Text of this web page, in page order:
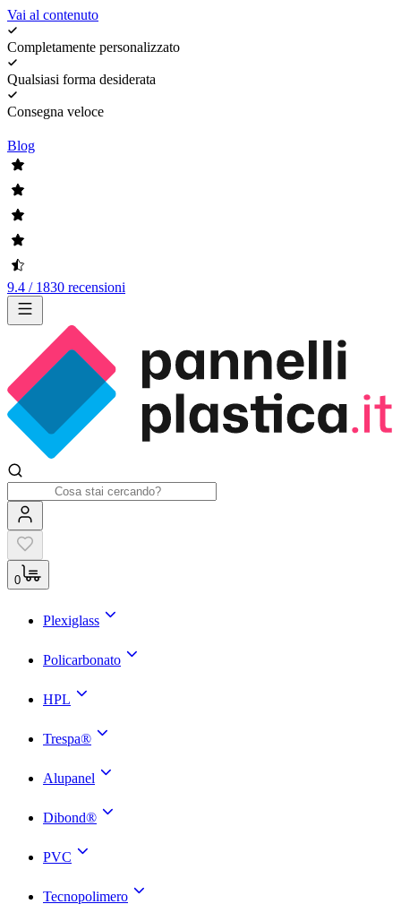
Vai al contenuto
Completamente personalizzato
Qualsiasi forma desiderata
Consegna veloce
Blog
9.4 / 1830 recensioni
0
Plexiglass
Policarbonato
HPL
Trespa®
Alupanel
Dibond®
PVC
Tecnopolimero